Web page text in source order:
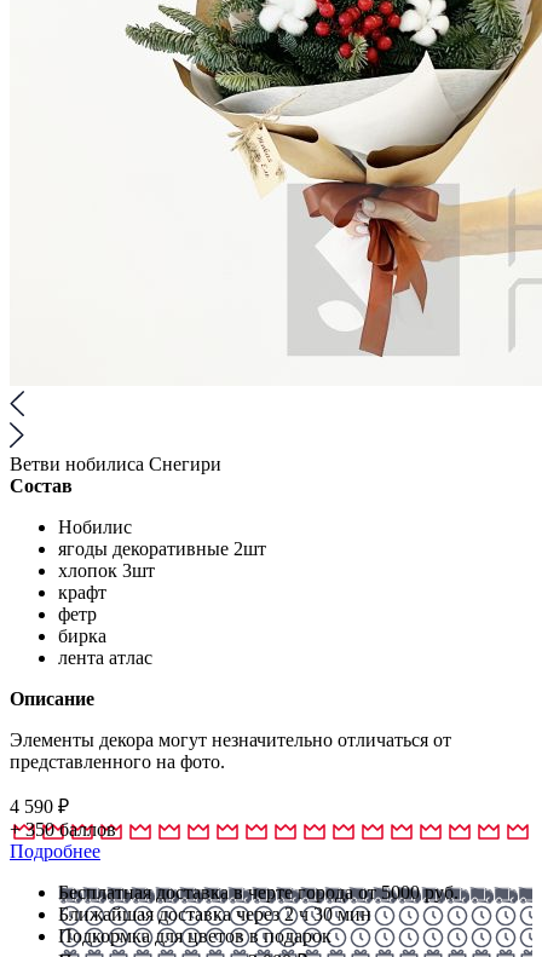
Ветви нобилиса Снегири
Состав
Нобилис
ягоды декоративные 2шт
хлопок 3шт
крафт
фетр
бирка
лента атлас
Описание
Элементы декора могут незначительно отличаться от
представленного на фото.
4 590 ₽
+350баллов
Подробнее
Бесплатная доставка в черте города от 5000 руб.
Ближайшая доставка через 2 ч 30 мин
Подкормка для цветов в подарок